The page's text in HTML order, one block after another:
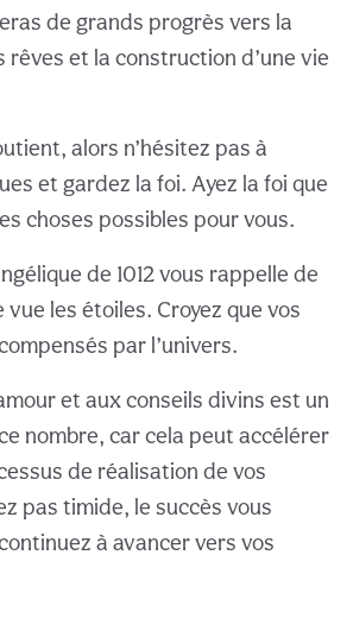
de grands progrès vers la
rêves et la construction d’une vie
alors n’hésitez pas à
et gardez la foi. Ayez la foi que
choses possibles pour vous.
de 1012 vous rappelle de
les étoiles. Croyez que vos
par l’univers.
et aux conseils divins est un
nombre, car cela peut accélérer
de réalisation de vos
pas timide, le succès vous
à avancer vers vos